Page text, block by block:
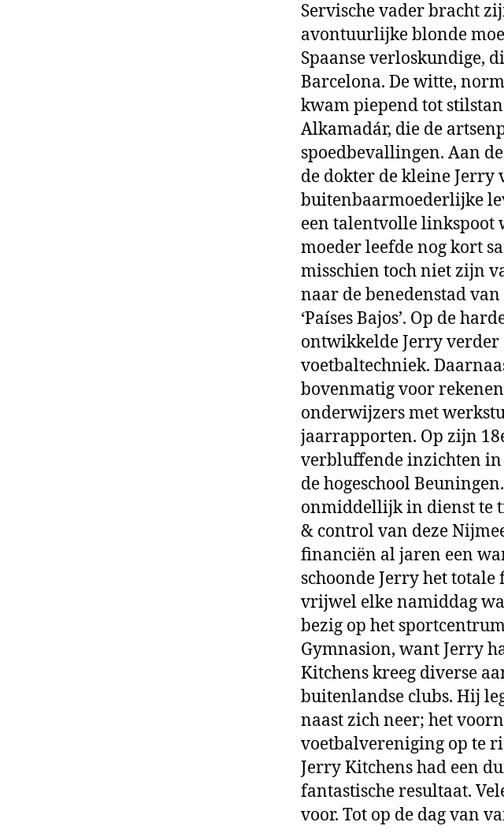
Servische vader bracht
avontuurlijke blonde
Spaanse verloskundige,
Barcelona. De witte,
kwam piepend tot
Alkamadár, die de
spoedbevallingen. Aan
de dokter de kleine Jerry
buitenbaarmoederlijke
een talentvolle linkspoot
moeder leefde nog kort
misschien toch niet zijn
naar de benedenstad
‘Países Bajos’. Op de
ontwikkelde Jerry
voetbaltechniek.
bovenmatig voor
onderwijzers met
jaarrapporten. Op zijn
verbluffende inzichten
de hogeschool
onmiddellijk in dienst te
& control van deze
financiën al jaren een
schoonde Jerry het
vrijwel elke namiddag
bezig op het
Gymnasion, want Jerry
Kitchens kreeg diverse
buitenlandse clubs. Hij
naast zich neer; het
voetbalvereniging op te
Jerry Kitchens had een
fantastische resultaat.
voor. Tot op de dag van